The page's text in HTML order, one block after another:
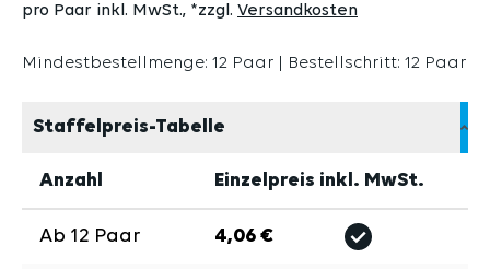
pro Paar inkl. MwSt. *zzgl. Versandkosten
Mindestbestellmenge: 12 Paar | Bestellschritt: 12 Paar
Staffelpreis-Tabelle
Anzahl Einzelpreis inkl. MwSt.
Ab 12 Paar 4,06 €